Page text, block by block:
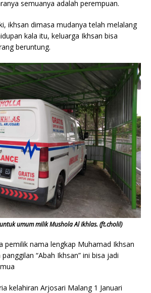
semuanya adalah perempuan.
ikhsan dimasa mudanya telah melalang
kala itu, keluarga Ikhsan bisa
beruntung.
umum milik Mushola Al Ikhlas. (ft.cholil)
pemilik nama lengkap Muhamad Ikhsan
“Abah Ikhsan” ini bisa jadi
kelahiran Arjosari Malang 1 Januari